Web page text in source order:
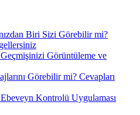
Biri Sizi Görebilir mi?
Görüntüleme ve
Görebilir mi? Cevapları
Kontrolü Uygulaması